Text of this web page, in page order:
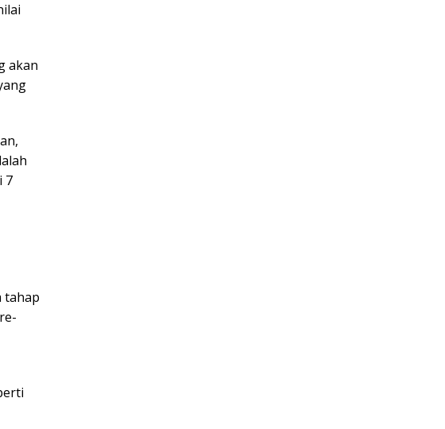
akan
7
tahap